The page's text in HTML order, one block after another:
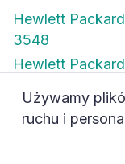
Hewlett
Hewlett
4515
Hewlett
4615
Hewlett
Używamy
ruchu i